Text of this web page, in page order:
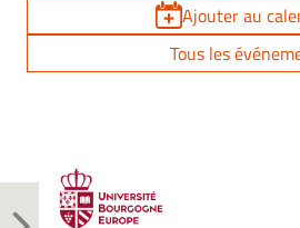
Ajouter au
Tous les